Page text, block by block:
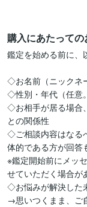
購入にあたっての
鑑定を始める前に、
◇お名前（ニックネ
◇性別・年代（任意
◇お相手が居る場合
との関係性
◇ご相談内容はなる
体的である方が回答
※鑑定開始前にメッ
せていただく場合が
◇お悩みが解決した
→思いつくまま、ご